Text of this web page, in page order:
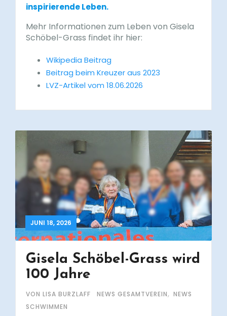
inspirierende Leben.
Mehr Informationen zum Leben von Gisela
Schöbel-Grass findet ihr hier:
Wikipedia Beitrag
Beitrag beim Kreuzer aus 2023
LVZ-Artikel vom 18.06.2026
JUNI 18, 2026
Gisela Schöbel-Grass wird
100 Jahre
VON LISA BURZLAFF NEWS GESAMTVEREIN, NEWS
SCHWIMMEN